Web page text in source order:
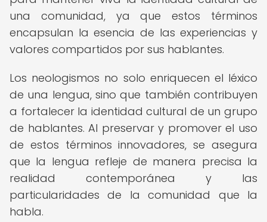
una comunidad, ya que estos términos
encapsulan la esencia de las experiencias y
valores compartidos por sus hablantes.
Los neologismos no solo enriquecen el léxico
de una lengua, sino que también contribuyen
a fortalecer la identidad cultural de un grupo
de hablantes. Al preservar y promover el uso
de estos términos innovadores, se asegura
que la lengua refleje de manera precisa la
realidad contemporánea y las
particularidades de la comunidad que la
habla.